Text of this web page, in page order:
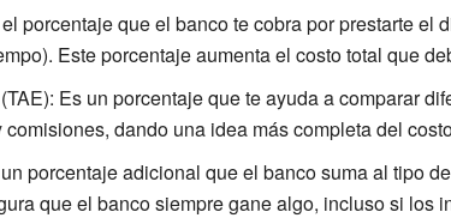
porcentaje que el banco te cobra por prestarte el
Este porcentaje aumenta el costo total que
Es un porcentaje que te ayuda a comparar
dando una idea más completa del
porcentaje adicional que el banco suma al tipo
que el banco siempre gane algo, incluso si los